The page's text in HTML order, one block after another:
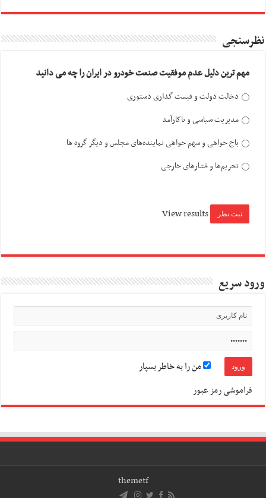
نظرسنجی
مهم ترین دلیل عدم موفقیت صنعت خودرو در ایران را چه می دانید
دخالت دولت و قیمت گذاری دستوری
مدیریت سیاسی و ناکارآمد
باج خواهی و سهم خواهی نماینده‌های مجلس و دیگر گروه ها
تحریم‌ها و فشارهای خارجی
View results
ورود سریع
من را به خاطر بسپار
فراموشی رمز عبور
themetf